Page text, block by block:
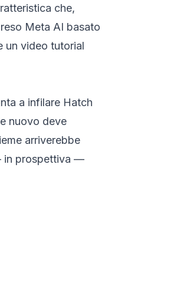
che,
Meta AI basato
un video tutorial
a infilare Hatch
nuovo deve
arriverebbe
in prospettiva —